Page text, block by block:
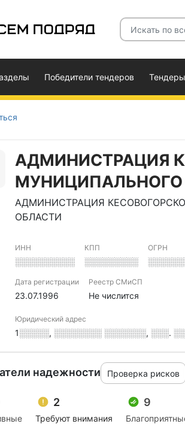
Победители тендеров Тендеры
АДМИНИСТРАЦИЯ
МУНИЦИПАЛЬНОГО
АДМИНИСТРАЦИЯ
ОБЛАСТИ
ИНН
░░░░░░░░░░
КПП
░░░░░░░░░
ОГРН
Дата регистрации
23.07.1996
Реестр СМиСП
Не числится
Юридический адрес
1░░░░░, ░░░░░░░░ ░░░░░░░, ░░░.
надежности Проверка рисков
2
Требуют внимания
9